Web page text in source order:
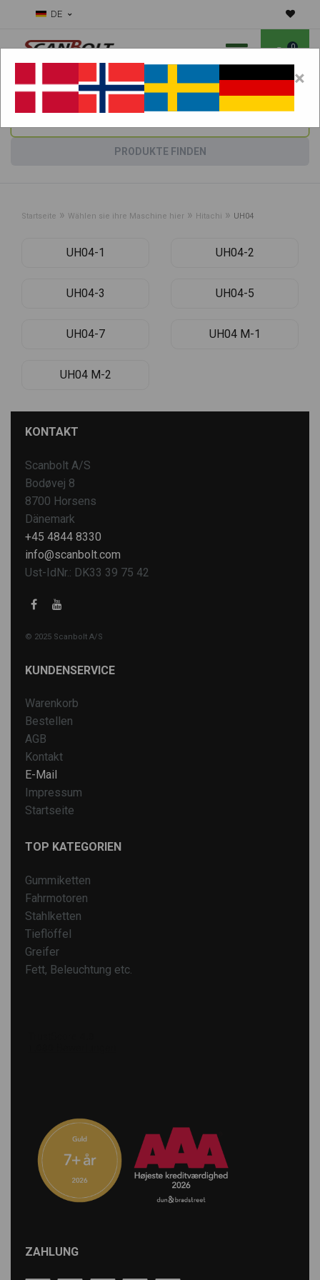
DE
0
Benötigen Sie Hilfe bei Verschleißteilen?Maschine wählen:
PRODUKTE FINDEN
Startseite » Wählen sie ihre Maschine hier » Hitachi » UH04
UH04-1 UH04-2
UH04-3 UH04-5
UH04-7 UH04 M-1
UH04 M-2
KONTAKT
Scanbolt A/S
Bodøvej 8
8700 Horsens
Dänemark
+45 4844 8330
info@scanbolt.com
Ust-IdNr.: DK33 39 75 42
© 2025 Scanbolt A/S
KUNDENSERVICE
Warenkorb
Bestellen
AGB
Kontakt
E-Mail
Impressum
Startseite
TOP KATEGORIEN
Gummiketten
Fahrmotoren
Stahlketten
Tieflöffel
Greifer
Fett, Beleuchtung etc.
ZAHLUNG
×